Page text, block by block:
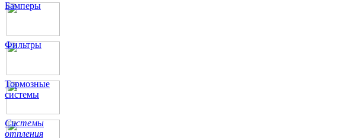
Бамперы
Фильтры
Тормозные
системы
Системы
отпления